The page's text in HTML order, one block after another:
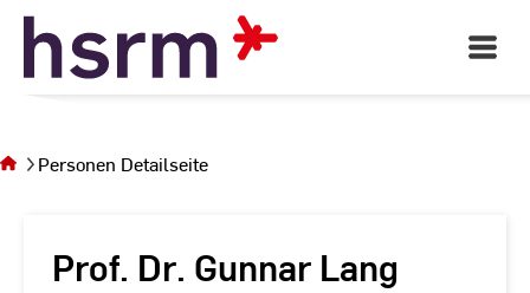
Skip
Content
Open
Main
sich auf
der SeitePersonen Detailseite
Prof. Dr. Gunnar Lang